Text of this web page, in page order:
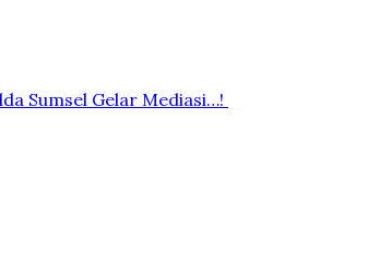
Sumsel Gelar Mediasi…!